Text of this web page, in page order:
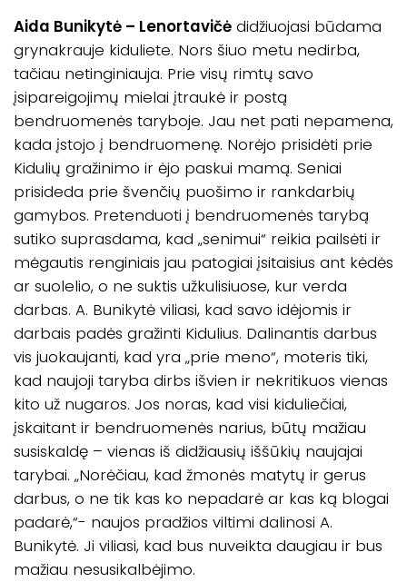
Aida Bunikytė – Lenortavičė didžiuojasi būdama
grynakrauje kiduliete. Nors šiuo metu nedirba,
tačiau netinginiauja. Prie visų rimtų savo
įsipareigojimų mielai įtraukė ir postą
bendruomenės taryboje. Jau net pati nepamena,
kada įstojo į bendruomenę. Norėjo prisidėti prie
Kidulių gražinimo ir ėjo paskui mamą. Seniai
prisideda prie švenčių puošimo ir rankdarbių
gamybos. Pretenduoti į bendruomenės tarybą
sutiko suprasdama, kad „senimui“ reikia pailsėti ir
mėgautis renginiais jau patogiai įsitaisius ant kėdės
ar suolelio, o ne suktis užkulisiuose, kur verda
darbas. A. Bunikytė viliasi, kad savo idėjomis ir
darbais padės gražinti Kidulius. Dalinantis darbus
vis juokaujanti, kad yra „prie meno“, moteris tiki,
kad naujoji taryba dirbs išvien ir nekritikuos vienas
kito už nugaros. Jos noras, kad visi kiduliečiai,
įskaitant ir bendruomenės narius, būtų mažiau
susiskaldę – vienas iš didžiausių iššūkių naujajai
tarybai. „Norėčiau, kad žmonės matytų ir gerus
darbus, o ne tik kas ko nepadarė ar kas ką blogai
padarė,“- naujos pradžios viltimi dalinosi A.
Bunikytė. Ji viliasi, kad bus nuveikta daugiau ir bus
mažiau nesusikalbėjimo.